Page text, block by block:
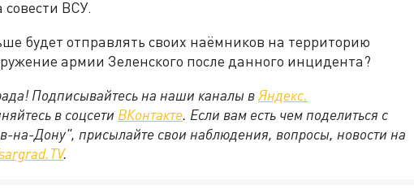
ВСУ.
будет отправлять своих наёмников на территорию
армии Зеленского после данного инцидента?
Подписывайтесь на наши каналы вЯндекс.
в соцсети ВКонтакте. Если вам есть чем поделиться с
на-Дону", присылайте свои наблюдения, вопросы, новости на
.